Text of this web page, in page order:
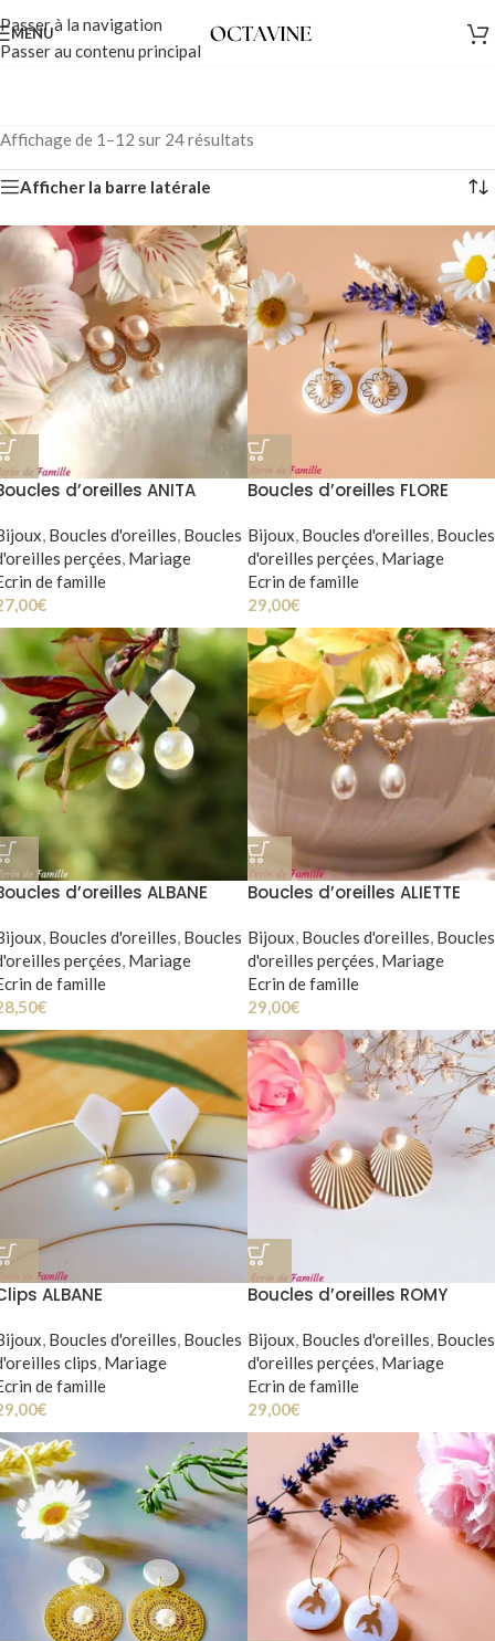
Passer à la navigation
Passer au contenu principal
MENU
Affichage de 1–12 sur 24 résultats
Afficher la barre latérale
d’oreilles ANITA
, Boucles d'oreilles, Boucles
perçées, Mariage
de famille
€
Boucles d’oreilles FLORE
Bijoux, Boucles d'oreilles, Boucles
d'oreilles perçées, Mariage
Ecrin de famille
29,00€
d’oreilles ALBANE
, Boucles d'oreilles, Boucles
perçées, Mariage
de famille
€
Boucles d’oreilles ALIETTE
Bijoux, Boucles d'oreilles, Boucles
d'oreilles perçées, Mariage
Ecrin de famille
29,00€
ALBANE
, Boucles d'oreilles, Boucles
clips, Mariage
de famille
€
Boucles d’oreilles ROMY
Bijoux, Boucles d'oreilles, Boucles
d'oreilles perçées, Mariage
Ecrin de famille
29,00€